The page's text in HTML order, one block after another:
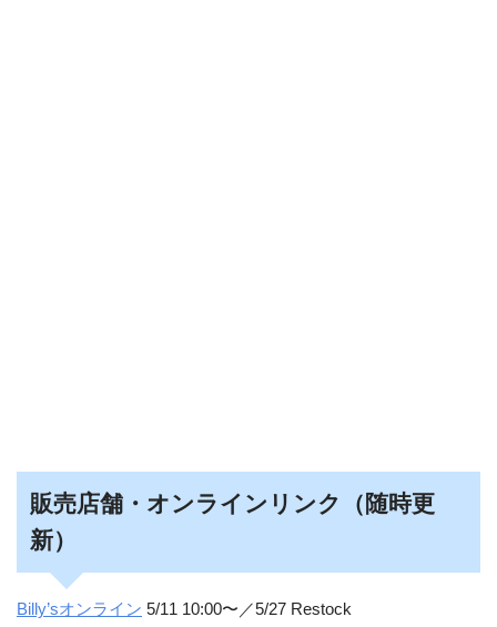
販売店舗・オンラインリンク（随時更
新）
Billy’sオンライン 5/11 10:00〜／5/27 Restock